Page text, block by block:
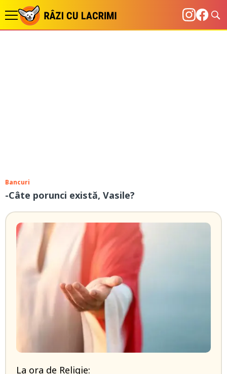
Bancuri
-Câte porunci există, Vasile?
La ora de Religie: